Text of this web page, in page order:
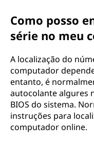
Como posso
série no meu
A localização do
computador
entanto, é
autocolante algures
BIOS do sistema.
instruções para
computador online.